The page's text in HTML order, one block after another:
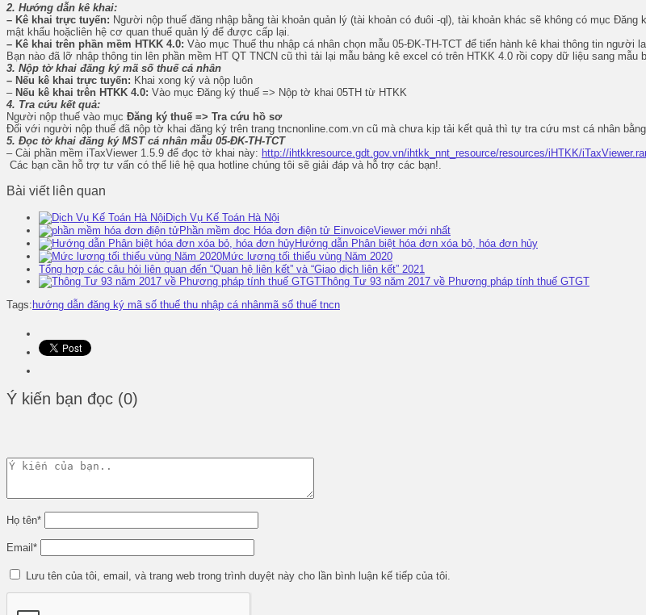
2. Hướng dẫn kê khai:
– Kê khai trực tuyến: Người nộp thuế đăng nhập bằng tài khoản quản lý (tài khoản có đuôi -ql), tài khoản khác sẽ không có mục
mật khẩu hoặcliên hệ cơ quan thuế quản lý để được cấp lại.
– Kê khai trên phần mềm HTKK 4.0: Vào mục Thuế thu nhập cá nhân chọn mẫu 05-ĐK-TH-TCT để tiến hành kê khai thông tin người
Bạn nào đã lỡ nhập thông tin lên phần mềm HT QT TNCN cũ thì tải lại mẫu bảng kê excel có trên HTKK 4.0 rồi copy dữ liệu sang
3. Nộp tờ khai đăng ký mã số thuế cá nhân
– Nếu kê khai trực tuyến: Khai xong ký và nộp luôn
– Nếu kê khai trên HTKK 4.0: Vào mục Đăng ký thuế => Nộp tờ khai 05TH từ HTKK
4. Tra cứu kết quả:
Người nộp thuế vào mục Đăng ký thuế => Tra cứu hồ sơ
Đối với người nộp thuế đã nộp tờ khai đăng ký trên trang tncnonline.com.vn cũ mà chưa kịp tải kết quả thì tự tra cứu mst cá nhân
5. Đọc tờ khai đăng ký MST cá nhân mẫu 05-ĐK-TH-TCT
– Cài phần mềm iTaxViewer 1.5.9 để đọc tờ khai này: http://ihtkkresource.gdt.gov.vn/ihtkk_nnt_resource/resources/iHTKK/
Các bạn cần hỗ trợ tư vấn có thể liê hệ qua hotline chúng tôi sẽ giải đáp và hỗ trợ các bạn!.
Bài viết liên quan
Dịch Vụ Kế Toán Hà Nội
Phần mềm đọc Hóa đơn điện tử EinvoiceViewer mới nhất
Hướng dẫn Phân biệt hóa đơn xóa bỏ, hóa đơn hủy
Mức lương tối thiểu vùng Năm 2020
Tổng hợp các câu hỏi liên quan đến “Quan hệ liên kết” và “Giao dịch liên kết” 2021
Thông Tư 93 năm 2017 về Phương pháp tính thuế GTGT
Tags: hướng dẫn đăng ký mã số thuế thu nhập cá nhânmã số thuế tncn
Ý kiến bạn đọc (0)
Họ tên*
Email *
Lưu tên của tôi, email, và trang web trong trình duyệt này cho lần bình luận kế tiếp của tôi.